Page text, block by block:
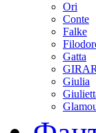
Ori
Conte
Falke
Gatta
Giulia